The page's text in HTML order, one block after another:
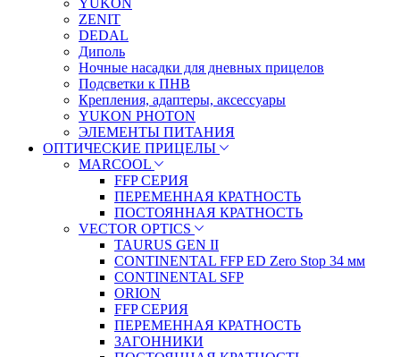
YUKON
ZENIT
DEDAL
Диполь
Ночные насадки для дневных прицелов
Подсветки к ПНВ
Крепления, адаптеры, аксессуары
YUKON PHOTON
ЭЛЕМЕНТЫ ПИТАНИЯ
ОПТИЧЕСКИЕ ПРИЦЕЛЫ
MARCOOL
FFP СЕРИЯ
ПЕРЕМЕННАЯ КРАТНОСТЬ
ПОСТОЯННАЯ КРАТНОСТЬ
VECTOR OPTICS
TAURUS GEN II
CONTINENTAL FFP ED Zero Stop 34 мм
CONTINENTAL SFP
ORION
FFP СЕРИЯ
ПЕРЕМЕННАЯ КРАТНОСТЬ
ЗАГОННИКИ